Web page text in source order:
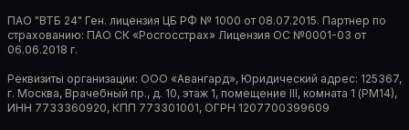
ПАО "ВТБ 24" Ген. лицензия ЦБ РФ № 1000 от 08.07.2015. Партнер по
страхованию: ПАО СК «Росгосстрах» Лицензия ОС №0001-03 от
06.06.2018 г.
Реквизиты организации: ООО «Авангард», Юридический адрес: 125367,
г. Москва, Врачебный пр., д. 10, этаж 1, помещение III, комната 1 (РМ14),
ИНН 7733360920, КПП 773301001, ОГРН 1207700399609